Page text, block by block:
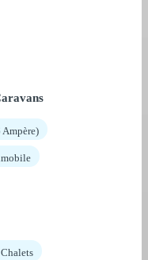
Ampère)